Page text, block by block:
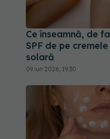
Ce înseamnă, de
SPF de pe
solară
09 iun 2026, 19:30